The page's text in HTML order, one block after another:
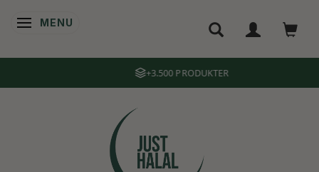
SKIFTE NAVIGATION
MENU
+3.500 PRODUKTER